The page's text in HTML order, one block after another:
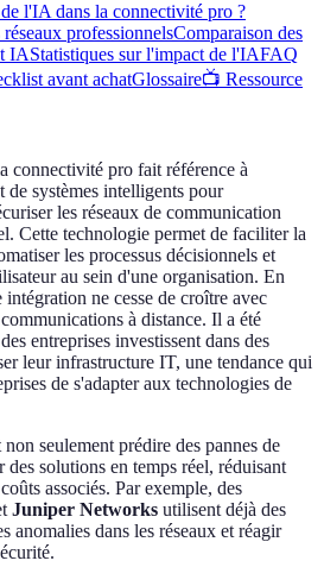
l'IA dans la connectivité pro ?
professionnelsComparaison des
IAStatistiques sur l'impact de l'IAFAQ
avant achatGlossaire📺 Ressource
connectivité pro fait référence à
systèmes intelligents pour
les réseaux de communication
Cette technologie permet de faciliter la
les processus décisionnels et
au sein d'une organisation. En
ne cesse de croître avec
à distance. Il a été
entreprises investissent dans des
leur infrastructure IT, une tendance qui
de s'adapter aux technologies de
seulement prédire des pannes de
des solutions en temps réel, réduisant
associés. Par exemple, des
Juniper Networks utilisent déjà des
anomalies dans les réseaux et réagir